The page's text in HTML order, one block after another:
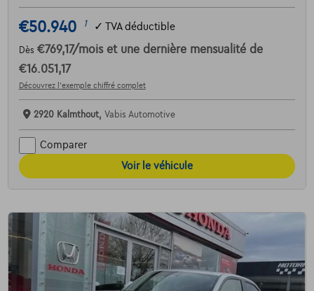
€50.940 1 ✓ TVA déductible
Dès €769,17/mois et une dernière mensualité de
€16.051,17
Découvrez l’exemple chiffré complet
2920 Kalmthout, Vabis Automotive
Comparer
Voir le véhicule